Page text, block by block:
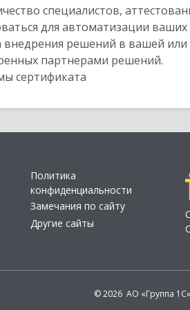
специалистов,
для автоматизации ваших
решений в вашей
партнерами решений.
сертификата
Политика
конфиденциальности
Замечания по сайту
Другие сайты
© 2026 АО «Группа